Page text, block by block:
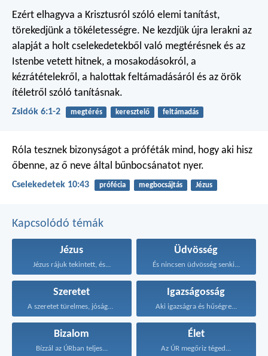
Ezért elhagyva a Krisztusról szóló elemi tanítást,
törekedjünk a tökéletességre. Ne kezdjük újra lerakni az
alapját a holt cselekedetekből való megtérésnek és az
Istenbe vetett hitnek, a mosakodásokról, a
kézrátételekről, a halottak feltámadásáról és az örök
ítéletről szóló tanításnak.
Zsidók 6:1-2 megtérés keresztelő feltámadás
Róla tesznek bizonyságot a próféták mind, hogy aki hisz
őbenne, az ő neve által bűnbocsánatot nyer.
Cselekedetek 10:43 prófécia megbocsájtás Jézus
Kapcsolódó témák
Jézus
Jézus rájuk tekintett, és...
Üdvösség
És nincsen üdvösség senki...
Szeretet
A szeretet türelmes, jóságos...
Igazságosság
Aki igazságra és hűségre...
Bizalom
Bízzál az ÚRban teljes...
Élet
Az ÚR megőriz téged...